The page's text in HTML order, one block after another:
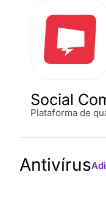
Social
Plataforma de
Antivírus